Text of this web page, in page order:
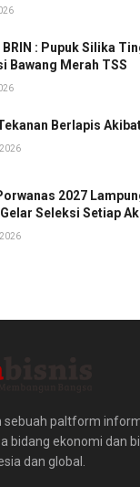
BRIN : Pupuk Silika
Bawang Merah TSS
Berlapis
2027
Seleksi Setiap
sebuah paltform
bidang ekonomi dan
dan global.